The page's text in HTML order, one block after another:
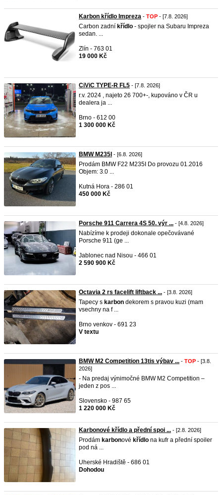
Karbon křídlo Impreza - TOP - [7.8. 2026]
Carbon zadní křídlo - spojler na Subaru Impreza
sedan. ...
Zlín - 763 01
19 000 Kč
CiViC TYPE-R FL5 - [7.8. 2026]
r.v. 2024 , najeto 26 700+-, kupováno v ČR u
dealera ja ...
Brno - 612 00
1 300 000 Kč
BMW M235I - [6.8. 2026]
Prodám BMW F22 M235I Do provozu 01.2016
Objem: 3.0 ...
Kutná Hora - 286 01
450 000 Kč
Porsche 911 Carrera 4S 50. výr ... - [4.8. 2026]
Nabízíme k prodeji dokonale opečovávané
Porsche 911 (ge ...
Jablonec nad Nisou - 466 01
2 590 900 Kč
Octavia 2 rs facelift liftback ... - [3.8. 2026]
Tapecy s karbon dekorem s pravou kuzi (mam
vsechny na f ...
Brno venkov - 691 23
V textu
BMW M2 Competition 13tis výbav ... - TOP - [3.8.
2026]
- Na predaj výnimočné BMW M2 Competition –
jeden z pos ...
Slovensko - 987 65
1 220 000 Kč
Karbonové křídlo a přední spoi ... - [2.8. 2026]
Prodám karbonové křídlo na kufr a přední spoiler
pod ná ...
Uherské Hradiště - 686 01
Dohodou